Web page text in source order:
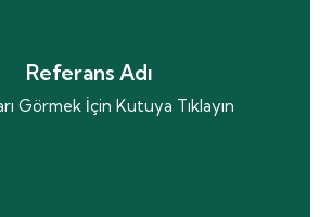
dolor sit amet consectetur
adipiscing elit dolor
Referans Adı
Görmek İçin Kutuya Tıklayın